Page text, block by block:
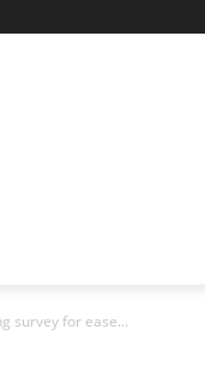
survey for ease...